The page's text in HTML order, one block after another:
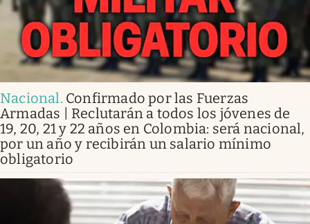
Nacional. Confirmado por las Fuerzas
Armadas | Reclutarán a todos los jóvenes de
19, 20, 21 y 22 años en Colombia: será nacional,
por un año y recibirán un salario mínimo
obligatorio